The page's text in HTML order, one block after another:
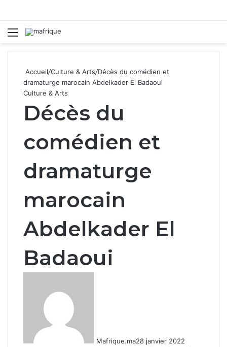
Menu
Accueil/Culture & Arts/Décès du comédien et
dramaturge marocain Abdelkader El Badaoui
Culture & Arts
Décès du
comédien et
dramaturge
marocain
Abdelkader El
Badaoui
Mafrique.ma28 janvier 2022